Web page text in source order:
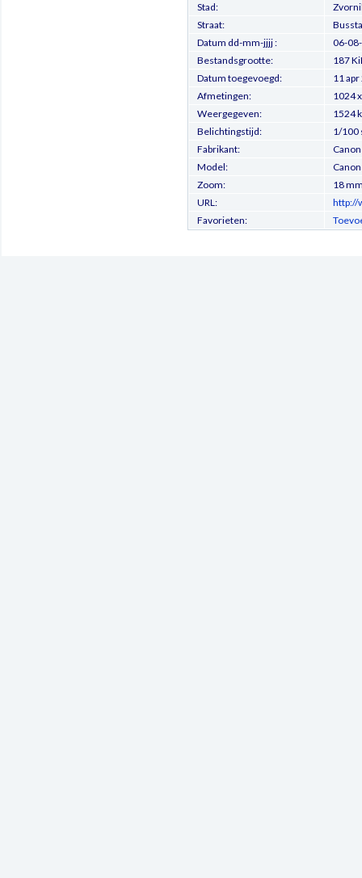
Stad:
Straat:
Datum dd-mm-jjjj :
06-
Bestandsgrootte:
187
Datum toegevoegd:
11
Afmetingen:
1024
Weergegeven:
1524
Belichtingstijd:
1/100
Fabrikant:
Canon
Model:
Canon
Zoom:
18
URL:
http://
Favorieten: